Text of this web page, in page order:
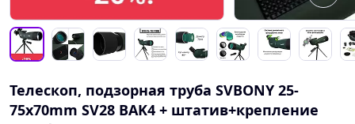
Телескоп, подзорная труба SVBONY 25-
75x70mm SV28 BAK4 + штатив+крепление